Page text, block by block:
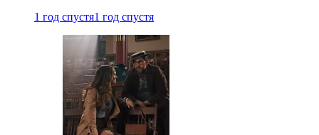
1 год спустя1 год спустя